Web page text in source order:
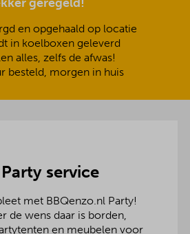
en opgehaald op locatie
in koelboxen geleverd
alles, zelfs de afwas!
besteld, morgen in huis
service
met BBQenzo.nl Party!
de wens daar is borden,
en meubelen voor